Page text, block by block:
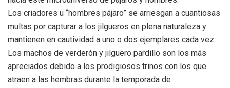
Los criadores u “hombres pájaro” se arriesgan a cuantiosas
multas por capturar a los jilgueros en plena naturaleza y
mantienen en cautividad a uno o dos ejemplares cada vez.
Los machos de verderón y jilguero pardillo son los más
apreciados debido a los prodigiosos trinos con los que
atraen a las hembras durante la temporada de